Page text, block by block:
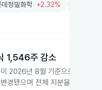
데정밀화학 +2.32%
1,546주 감소
이 2026년 8월 기준으로
경됐으며 전체 지분율에는 변동